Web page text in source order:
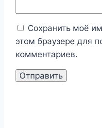
Сохранить моё
этом браузере для
комментариев.